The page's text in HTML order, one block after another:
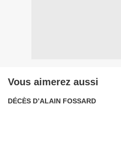
Vous aimerez aussi
DÉCÈS D’ALAIN FOSSARD